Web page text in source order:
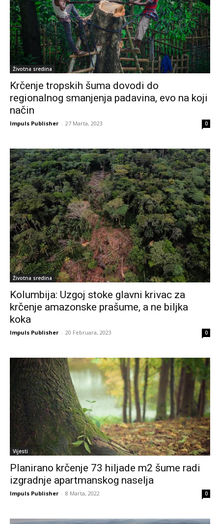
Životna sredina
Krčenje tropskih šuma dovodi do
regionalnog smanjenja padavina, evo na koji
način
Impuls Publisher - 27 Marta, 2023 0
Životna sredina
Kolumbija: Uzgoj stoke glavni krivac za
krčenje amazonske prašume, a ne biljka
koka
Impuls Publisher - 20 Februara, 2023 0
Vijesti
Planirano krčenje 73 hiljade m2 šume radi
izgradnje apartmanskog naselja
Impuls Publisher - 8 Marta, 2022 0